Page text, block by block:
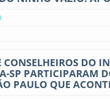
CONSELHEIROS DO
SP PARTICIPARAM
PAULO QUE